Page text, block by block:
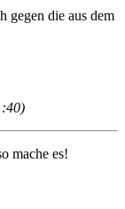
gegen die aus dem
mache es!